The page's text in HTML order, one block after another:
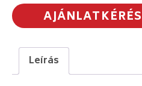
AJÁNLATKÉRÉS
Leírás